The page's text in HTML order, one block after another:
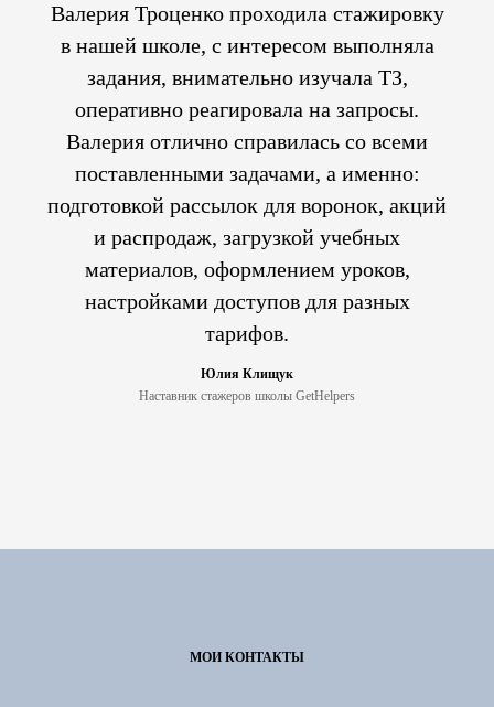
Валерия Троценко проходила стажировку
в нашей школе, с интересом выполняла
задания, внимательно изучала ТЗ,
оперативно реагировала на запросы.
Валерия отлично справилась со всеми
поставленными задачами, а именно:
подготовкой рассылок для воронок, акций
и распродаж, загрузкой учебных
материалов, оформлением уроков,
настройками доступов для разных
тарифов.
Юлия Клищук
Наставник стажеров школы GetHelpers
МОИ КОНТАКТЫ